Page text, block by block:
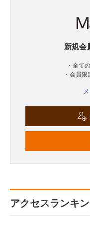
新規会
・全て
・会員
アクセスランキ